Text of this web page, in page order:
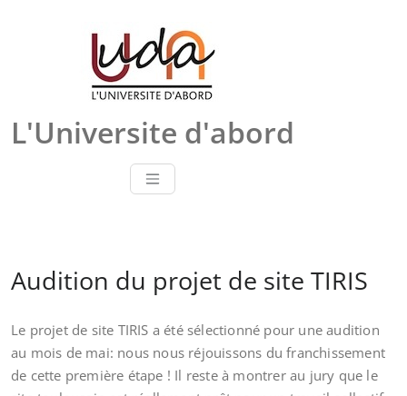
L'Universite d'abord
Audition du projet de site TIRIS
Le projet de site TIRIS a été sélectionné pour une audition
au mois de mai: nous nous réjouissons du franchissement
de cette première étape ! Il reste à montrer au jury que le